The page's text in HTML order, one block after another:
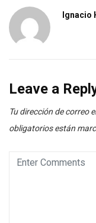
Ignacio
Leave a
Tu dirección de correo
obligatorios están